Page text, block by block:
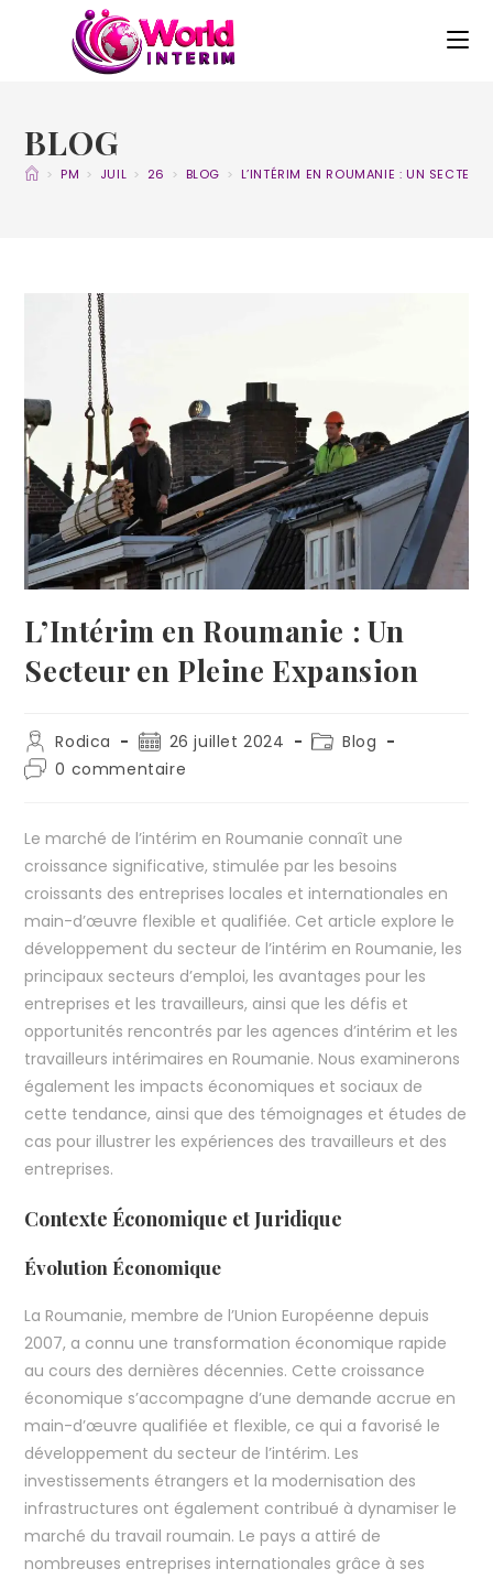
BLOG
> PM > JUIL > 26 > BLOG > L’INTÉRIM EN ROUMANIE : UN
L’Intérim en Roumanie : Un
Secteur en Pleine Expansion
Rodica 26 juillet 2024
Blog
0 commentaire
Le marché de l’intérim en Roumanie connaît une
croissance significative, stimulée par les besoins
croissants des entreprises locales et internationales en
main-d’œuvre flexible et qualifiée. Cet article explore le
développement du secteur de l’intérim en Roumanie, les
principaux secteurs d’emploi, les avantages pour les
entreprises et les travailleurs, ainsi que les défis et
opportunités rencontrés par les agences d’intérim et les
travailleurs intérimaires en Roumanie. Nous examinerons
également les impacts économiques et sociaux de
cette tendance, ainsi que des témoignages et études de
cas pour illustrer les expériences des travailleurs et des
entreprises.
Contexte Économique et Juridique
Évolution Économique
La Roumanie, membre de l’Union Européenne depuis
2007, a connu une transformation économique rapide
au cours des dernières décennies. Cette croissance
économique s’accompagne d’une demande accrue en
main-d’œuvre qualifiée et flexible, ce qui a favorisé le
développement du secteur de l’intérim. Les
investissements étrangers et la modernisation des
infrastructures ont également contribué à dynamiser le
marché du travail roumain. Le pays a attiré de
nombreuses entreprises internationales grâce à ses